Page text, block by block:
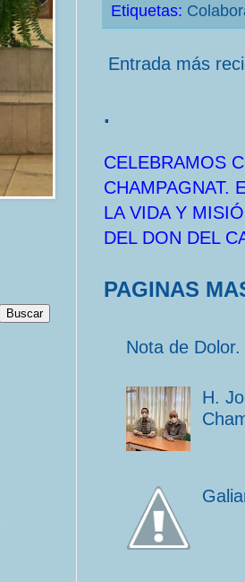
Etiquetas:
Entrada más
.
CELEBRAMOS
CHAMPAGNAT.
LA VIDA Y
DEL DON DEL
PAGINAS
Nota de Dolor.
H.